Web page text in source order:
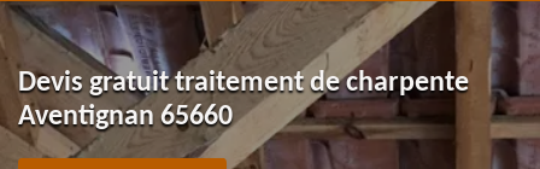
Devis gratuit traitement de charpente
Aventignan 65660